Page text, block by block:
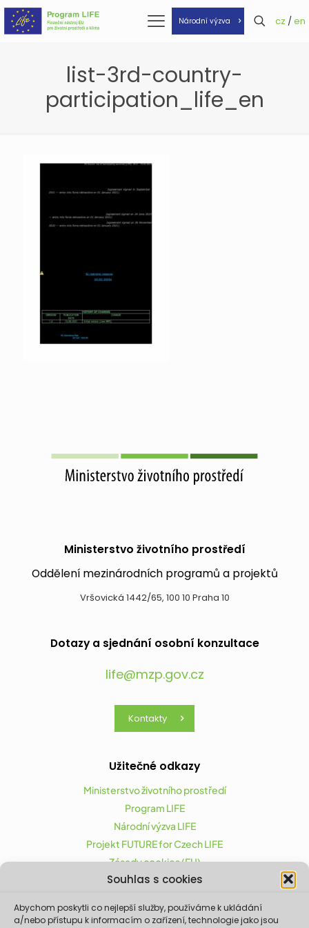
Souhlas s cookies
Abychom poskytli co nejlepší služby, používáme k ukládání
a/nebo přístupu k informacím o zařízení, technologie jako jsou
Národní výzva cz / en
list-3rd-country-
participation_life_en
Ministerstvo životního prostředí
Oddělení mezinárodních programů a projektů
Vršovická 1442/65, 100 10 Praha 10
Dotazy a sjednání osobní konzultace
life@mzp.gov.cz
Kontakty
Užitečné odkazy
Ministerstvo životního prostředí
Program LIFE
Národní výzva LIFE
Projekt FUTURE for Czech LIFE
Zásady cookies (EU)
Projekt FUTURE for Czech LIFE (LIFE21-CAP-CZ-LIFE